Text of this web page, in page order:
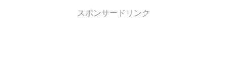
スポンサードリンク